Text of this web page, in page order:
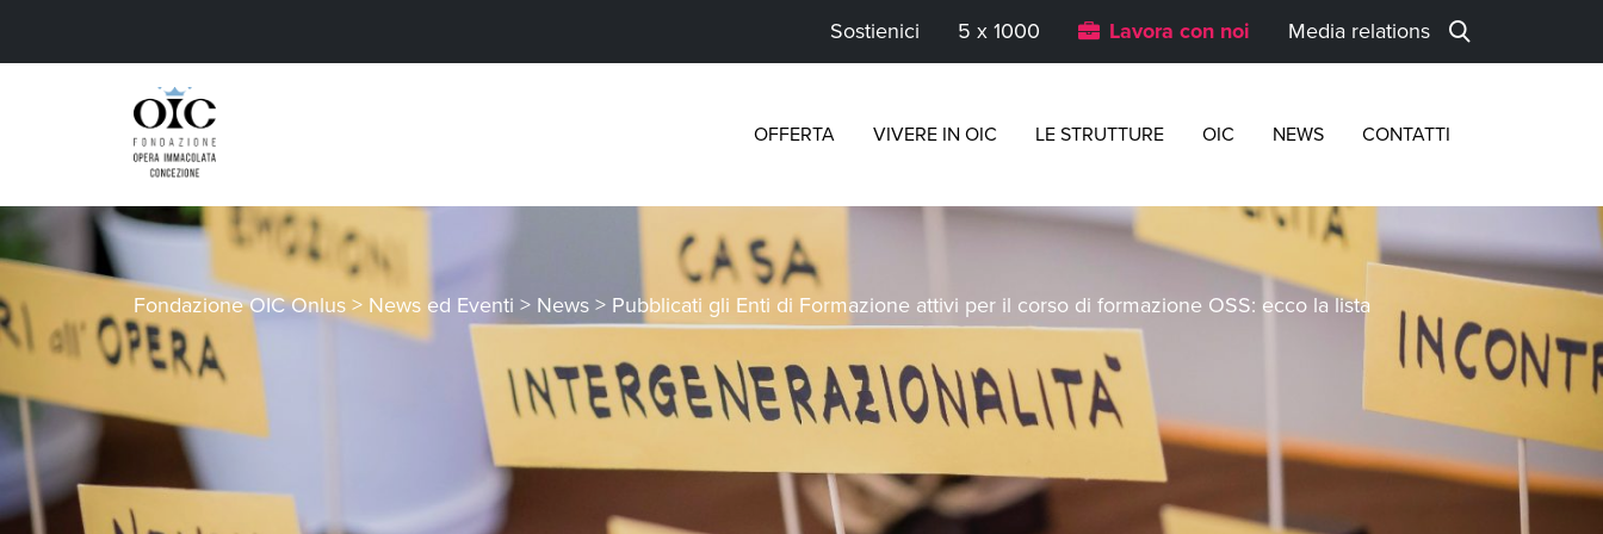
Sostienici 5 x 1000 Lavora con noi Media relations
OFFERTA VIVERE IN OIC LE STRUTTURE OIC NEWS CONTATTI
Fondazione OIC Onlus > News ed Eventi > News > Pubblicati gli Enti di Formazione attivi per il corso di formazione OSS: ecco la lista